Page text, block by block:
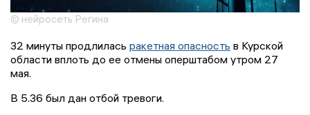
© нейросеть Регина
32 минуты продлилась ракетная опасность в Курской
области вплоть до ее отмены оперштабом утром 27
мая.
В 5.36 был дан отбой тревоги.